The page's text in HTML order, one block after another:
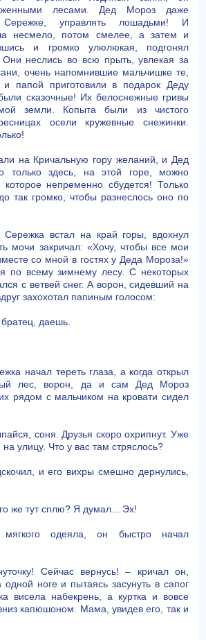
лесами. Дед Мороз даже
управлять лошадьми! И
несмело, потом смелее, а затем и
и громко улюлюкая, подгонял
неслись во всю прыть, увлекая за
очень напомнившие мальчишке те,
папой приготовили в подарок Деду
сказочные! Их белоснежные гривы
земли. Копыта были из чистого
осели кружевные снежинки.
на Кричальную гору желаний, и Дед
только здесь, на этой горе, можно
которое непременно сбудется! Только
так громко, чтобы разнеслось оно по
Сережка встал на край горы, вдохнул
мочи закричал: «Хочу, чтобы все мои
со мной в гостях у Деда Мороза!»
по всему зимнему лесу. С некоторых
с ветвей снег. А ворон, сидевший на
захохотал папиным голосом:
даешь.
начал тереть глаза, а когда открыл
лес, ворон, да и сам Дед Мороз
рядом с мальчиком на кровати сидел
соня. Друзья скоро охрипнут. Уже
на улицу. Что у вас там стряслось?
и его вихры смешно дернулись,
же тут сплю? Я думал... Эх!
мягкого одеяла, он быстро начал
Сейчас вернусь! – кричал он,
ноге и пытаясь засунуть в сапог
висела набекрень, а куртка и вовсе
капюшоном. Мама, увидев его, так и